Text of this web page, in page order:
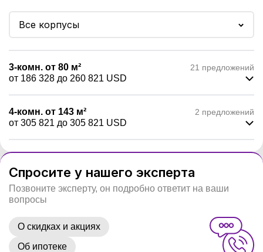
Все корпусы
3-комн. от 80 м²
от 186 328 до 260 821 USD
21 предложений
4-комн. от 143 м²
от 305 821 до 305 821 USD
2 предложений
Спросите у нашего эксперта
Позвоните эксперту, он подробно ответит на ваши
вопросы
О скидках и акциях
Об ипотеке